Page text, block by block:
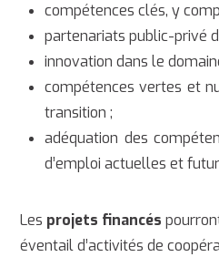
compétences clés, y
partenariats public-privé
innovation dans le
compétences vertes et
transition ;
adéquation des
d’emploi actuelles et
Les projets financés
éventail d’activités de